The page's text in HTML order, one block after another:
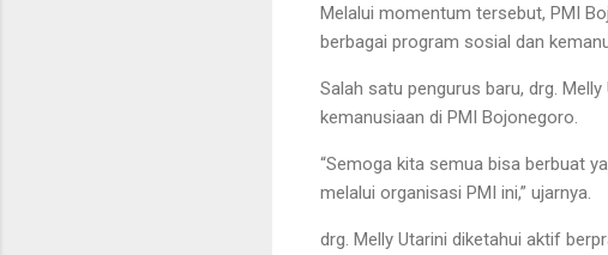
Melalui momentum tersebut, PMI
berbagai program sosial dan
Salah satu pengurus baru, drg.
kemanusiaan di PMI Bojonegoro.
“Semoga kita semua bisa berbuat
melalui organisasi PMI ini,” ujarnya.
drg. Melly Utarini diketahui aktif